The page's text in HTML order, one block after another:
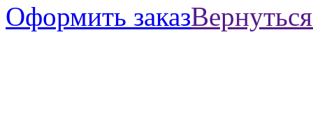
Оформить заказ